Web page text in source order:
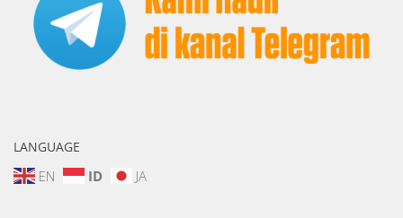
LANGUAGE
EN ID JA